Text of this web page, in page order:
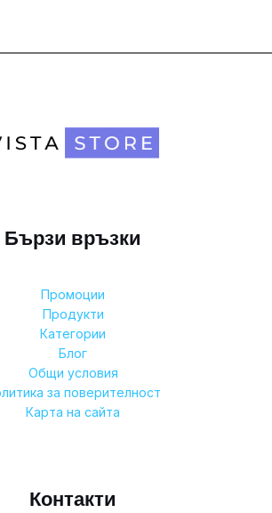
Бързи връзки
Промоции
Продукти
Категории
Блог
Общи условия
за поверителност
Карта на сайта
Контакти